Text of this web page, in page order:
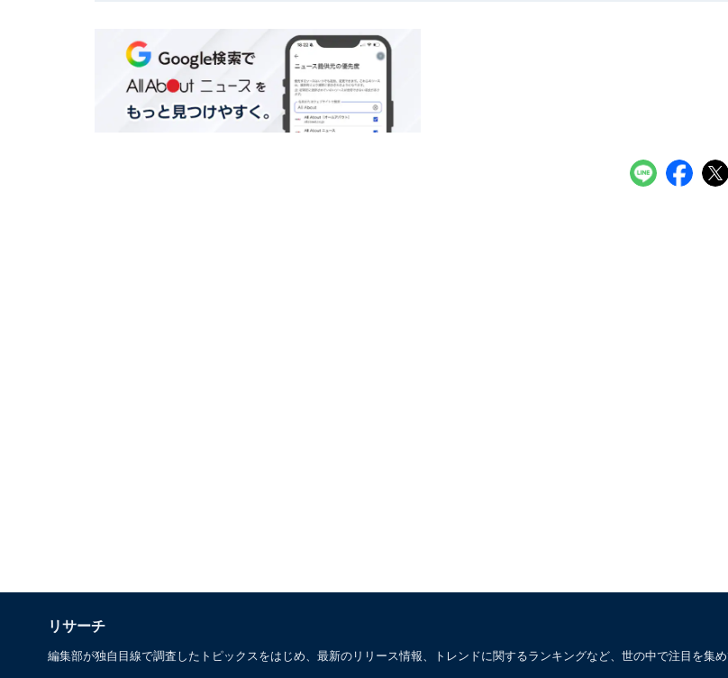
リサーチ
編集部が独自目線で調査したトピックスをはじめ、最新のリリース情報、トレンドに関するランキングなど、世の中で注目を集め